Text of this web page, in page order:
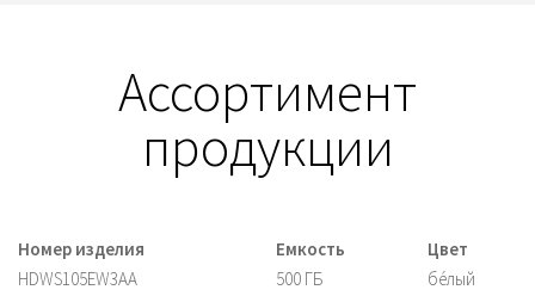
Ассортимент
продукции
Номер изделия Емкость
Цвет
HDWS105EW3AA
500 ГБ бе́лый